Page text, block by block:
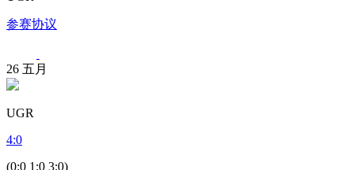
参赛协议
26 五月
UGR
4:0
(0:0 1:0 3:0)